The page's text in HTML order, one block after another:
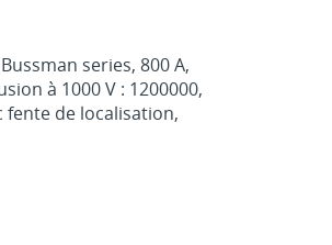
series, 800 A,
à 1000 V : 1200000,
fente de localisation,